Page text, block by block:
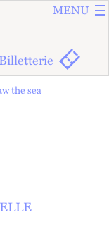
ALLER
ALLER
MENU
Billetterie
the sea